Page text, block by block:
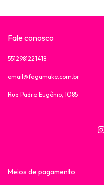
Fale conosco
5512981221418
email@fegamake.com.br
Rua Padre Eugênio, 1085
Meios de pagamento